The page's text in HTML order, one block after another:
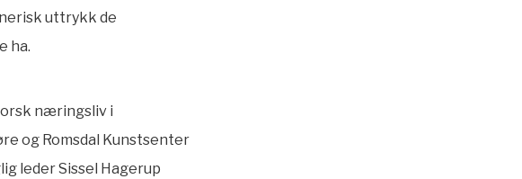
uttrykk de
ha.
næringsliv i
og Romsdal Kunstsenter
leder Sissel Hagerup